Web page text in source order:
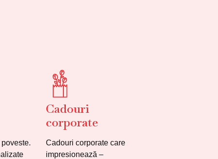
Cadouri
corporate
Cadouri corporate care
impresionează –